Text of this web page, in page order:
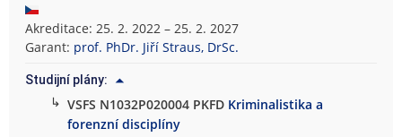
Akreditace: 25. 2. 2022 – 25. 2. 2027
Garant: prof. PhDr. Jiří Straus, DrSc.
Studijní plány:
↳ VSFS N1032P020004 PKFD Kriminalistika a
forenzní disciplíny